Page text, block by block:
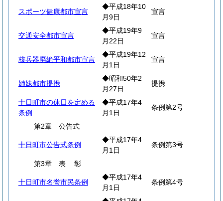
スポーツ健康都市宣言
◆平成18年10
月9日
宣言
交通安全都市宣言
◆平成19年9
月22日
宣言
核兵器廃絶平和都市宣言
◆平成19年12
月1日
宣言
姉妹都市提携
◆昭和50年2
月27日
提携
十日町市の休日を定める
条例
◆平成17年4
月1日
条例第2号
第2章 公告式
十日町市公告式条例
◆平成17年4
月1日
条例第3号
第3章 表彰
十日町市名誉市民条例
◆平成17年4
月1日
条例第4号